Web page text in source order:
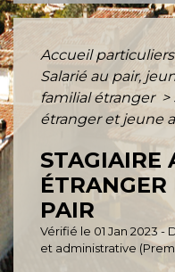
Accueil particuliers
Salarié au pair,
familial étranger >
étranger et jeune
STAGIAIRE
PAIR
Vérifié le 01 Jan 2023
et administrative